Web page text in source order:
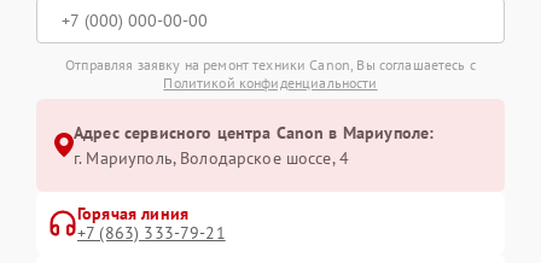
Отправляя заявку на ремонт техники Canon, Вы соглашаетесь с
Политикой конфиденциальности
Адрес сервисного центра Canon в Мариуполе:
г. Мариуполь, Володарское шоссе, 4
Горячая линия
+7 (863) 333-79-21